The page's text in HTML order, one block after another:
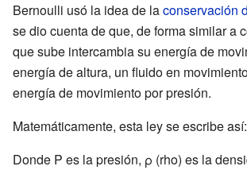
Bernoulli usó la idea de laconservación
se dio cuenta de que, de forma similar a
que sube intercambia su energía de
energía de altura, un fluido en
energía de movimiento por presión.
Matemáticamente, esta ley se escribe así:
Donde P es la presión, ρ (rho) es la